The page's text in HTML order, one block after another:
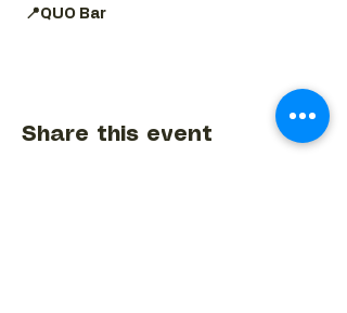
📍QUO Bar
Share this event